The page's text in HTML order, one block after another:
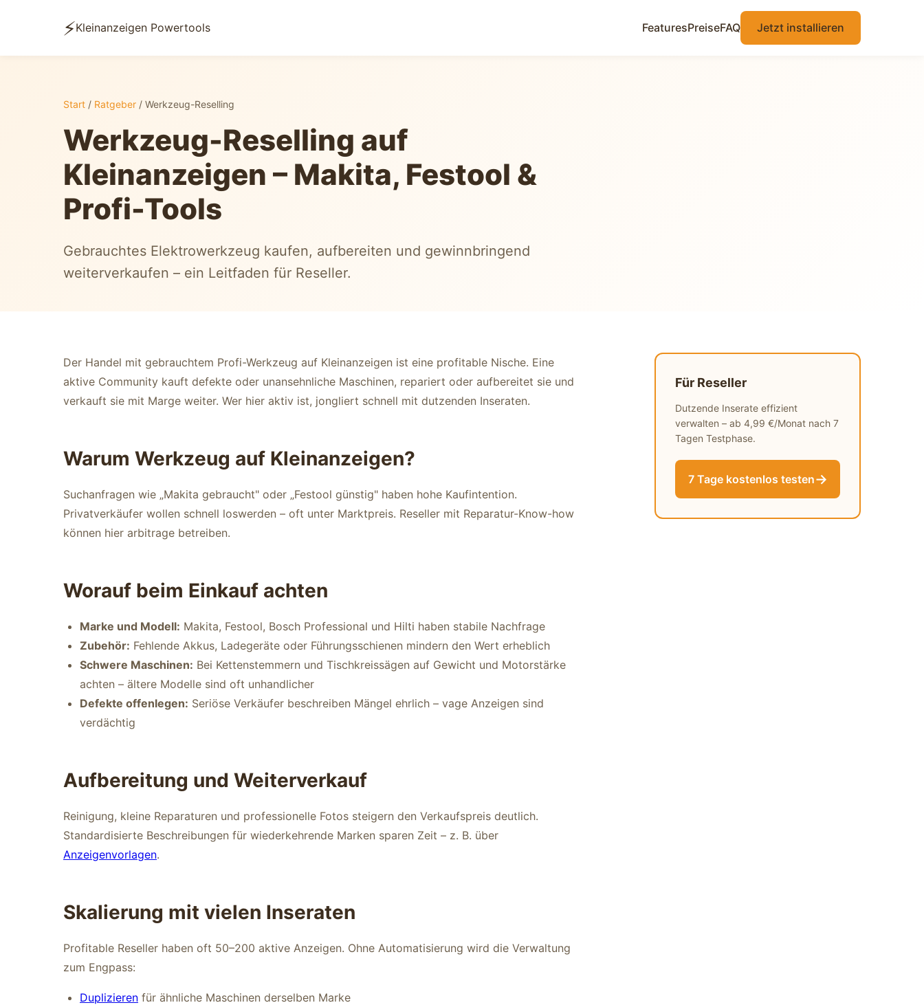
⚡Kleinanzeigen Powertools FeaturesPreiseFAQ Jetzt installieren
Start / Ratgeber / Werkzeug-Reselling
Werkzeug-Reselling auf
Kleinanzeigen – Makita, Festool &
Profi-Tools
Gebrauchtes Elektrowerkzeug kaufen, aufbereiten und gewinnbringend
weiterverkaufen – ein Leitfaden für Reseller.
Der Handel mit gebrauchtem Profi-Werkzeug auf Kleinanzeigen ist eine profitable Nische. Eine
aktive Community kauft defekte oder unansehnliche Maschinen, repariert oder aufbereitet sie und
verkauft sie mit Marge weiter. Wer hier aktiv ist, jongliert schnell mit dutzenden Inseraten.
Warum Werkzeug auf Kleinanzeigen?
Suchanfragen wie „Makita gebraucht" oder „Festool günstig" haben hohe Kaufintention.
Privatverkäufer wollen schnell loswerden – oft unter Marktpreis. Reseller mit Reparatur-Know-how
können hier arbitrage betreiben.
Worauf beim Einkauf achten
Marke und Modell: Makita, Festool, Bosch Professional und Hilti haben stabile Nachfrage
Zubehör: Fehlende Akkus, Ladegeräte oder Führungsschienen mindern den Wert erheblich
Schwere Maschinen: Bei Kettenstemmern und Tischkreissägen auf Gewicht und Motorstärke
achten – ältere Modelle sind oft unhandlicher
Defekte offenlegen: Seriöse Verkäufer beschreiben Mängel ehrlich – vage Anzeigen sind
verdächtig
Aufbereitung und Weiterverkauf
Reinigung, kleine Reparaturen und professionelle Fotos steigern den Verkaufspreis deutlich.
Standardisierte Beschreibungen für wiederkehrende Marken sparen Zeit – z. B. über
Anzeigenvorlagen.
Skalierung mit vielen Inseraten
Profitable Reseller haben oft 50–200 aktive Anzeigen. Ohne Automatisierung wird die Verwaltung
zum Engpass:
Duplizieren für ähnliche Maschinen derselben Marke
Für Reseller
Dutzende Inserate effizient
verwalten – ab 4,99 €/Monat nach 7
Tagen Testphase.
7 Tage kostenlos testen→